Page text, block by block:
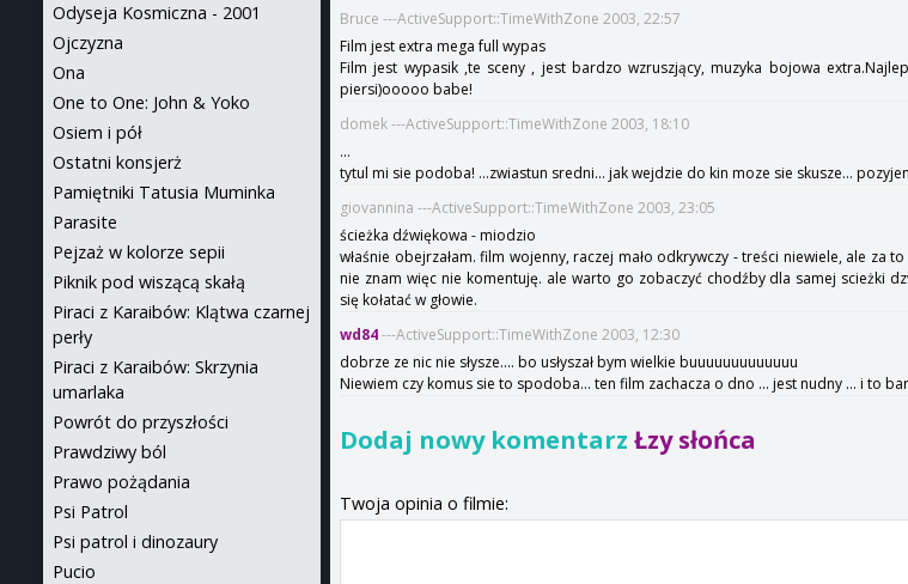
Bruce ---ActiveSupport::TimeWithZone 2003, 22:57
Film jest extra mega full wypas
Film jest wypasik ,te sceny , jest bardzo wzruszjący, muzyka bojowa
piersi)ooooo babe!
domek ---ActiveSupport::TimeWithZone 2003, 18:10
...
tytul mi sie podoba! ...zwiastun sredni... jak wejdzie do kin moze sie skusze...
giovannina ---ActiveSupport::TimeWithZone 2003, 23:05
ścieżka dźwiękowa - miodzio
właśnie obejrzałam. film wojenny, raczej mało odkrywczy - treści niewiele, ale za
nie znam więc nie komentuję. ale warto go zobaczyć chodźby dla samej scieżki
się kołatać w głowie.
wd84---ActiveSupport::TimeWithZone 2003, 12:30
dobrze ze nic nie słysze.... bo usłyszał bym wielkie buuuuuuuuuuuuu
Niewiem czy komus sie to spodoba... ten film zachacza o dno ... jest nudny ... i to
Dodaj nowy komentarzŁzy słońca
Twoja opinia o filmie:
Odyseja Kosmiczna - 2001
Ojczyzna
Ona
One to One: John & Yoko
Osiem i pół
Ostatni konsjerż
Pamiętniki Tatusia Muminka
Parasite
Pejzaż w kolorze sepii
Piknik pod wiszącą skałą
Piraci z Karaibów: Klątwa czarnej
perły
Piraci z Karaibów: Skrzynia
umarlaka
Powrót do przyszłości
Prawdziwy ból
Prawo pożądania
Psi Patrol
Psi patrol i dinozaury
Pucio